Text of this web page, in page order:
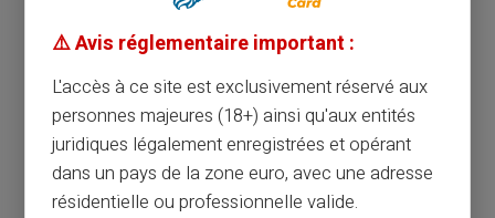
Paiement de la caf : comment recevoir ses
prestations sociales ?
Article précédent
Les multiples avantages d’une carte sans
⚠️ Avis réglementaire important :
L'accès à ce site est exclusivement réservé aux
personnes majeures (18+) ainsi qu'aux entités
juridiques légalement enregistrées et opérant
dans un pays de la zone euro, avec une adresse
résidentielle ou professionnelle valide.